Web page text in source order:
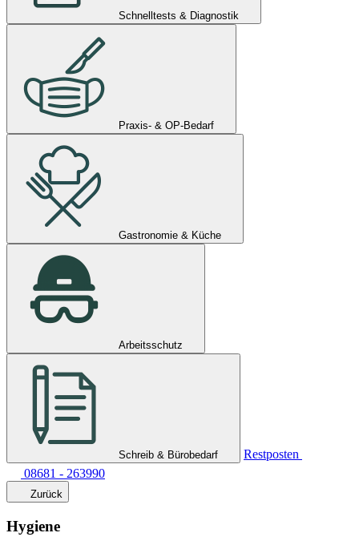
Schnelltests & Diagnostik
Praxis- & OP-Bedarf
Gastronomie & Küche
Arbeitsschutz
Schreib & Bürobedarf
Restposten
08681 - 263990
Zurück
Hygiene